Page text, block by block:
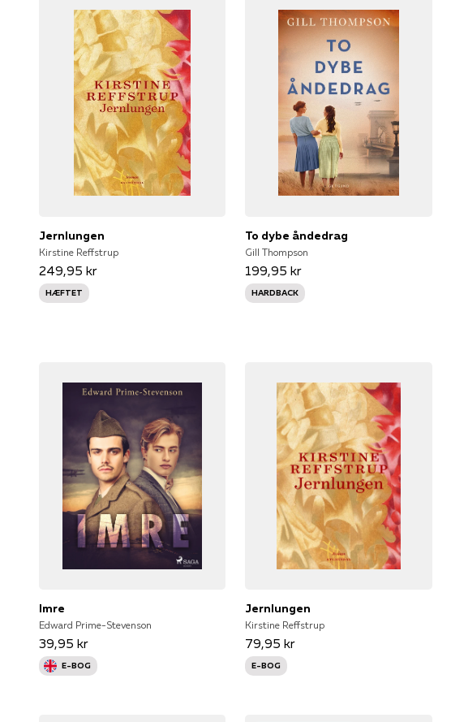
Jernlungen
Kirstine Reffstrup
249,95 kr
HÆFTET
To dybe åndedrag
Gill Thompson
199,95 kr
HARDBACK
Imre
Edward Prime-Stevenson
39,95 kr
E-BOG
Jernlungen
Kirstine Reffstrup
79,95 kr
E-BOG